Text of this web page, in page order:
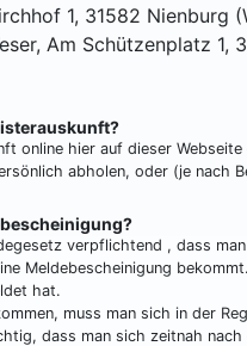
1, 31582 Nienburg
Am Schützenplatz 1,
online hier auf dieser
abholen, oder (je nach
verpflichtend , dass
Meldebescheinigung
hat.
muss man sich in der
dass man sich zeitnah